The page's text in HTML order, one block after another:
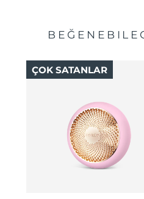
ÇOK SATANLAR